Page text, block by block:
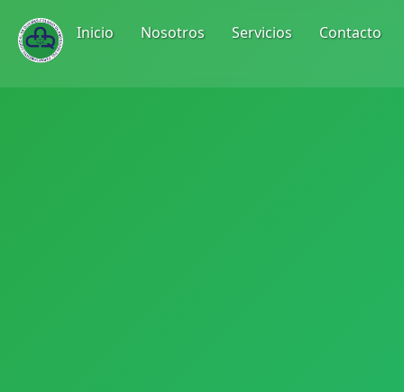
Inicio Nosotros Servicios Contacto